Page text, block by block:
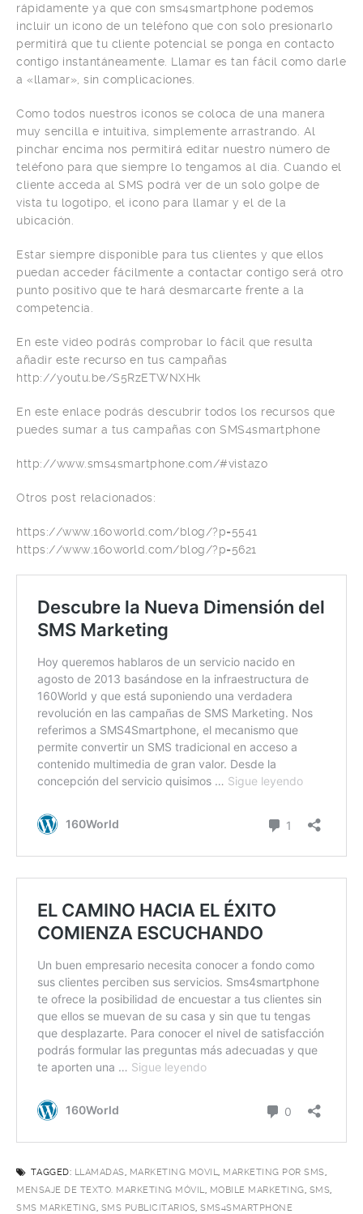
rápidamente ya que con sms4smartphone podemos
incluir un icono de un teléfono que con solo presionarlo
permitirá que tu cliente potencial se ponga en contacto
contigo instantáneamente. Llamar es tan fácil como darle
a «llamar», sin complicaciones.
Como todos nuestros iconos se coloca de una manera
muy sencilla e intuitiva, simplemente arrastrando. Al
pinchar encima nos permitirá editar nuestro número de
teléfono para que siempre lo tengamos al día. Cuando el
cliente acceda al SMS podrá ver de un solo golpe de
vista tu logotipo, el icono para llamar y el de la
ubicación.
Estar siempre disponible para tus clientes y que ellos
puedan acceder fácilmente a contactar contigo será otro
punto positivo que te hará desmarcarte frente a la
competencia.
En este video podrás comprobar lo fácil que resulta
añadir este recurso en tus campañas
http://youtu.be/S5RzETWNXHk
En este enlace podrás descubrir todos los recursos que
puedes sumar a tus campañas con SMS4smartphone
http://www.sms4smartphone.com/#vistazo
Otros post relacionados:
https://www.160world.com/blog/?p=5541
https://www.160world.com/blog/?p=5621
TAGGED: LLAMADAS, MARKETING MOVIL, MARKETING POR SMS,
MENSAJE DE TEXTO. MARKETING MÓVIL, MOBILE MARKETING, SMS,
SMS MARKETING, SMS PUBLICITARIOS, SMS4SMARTPHONE